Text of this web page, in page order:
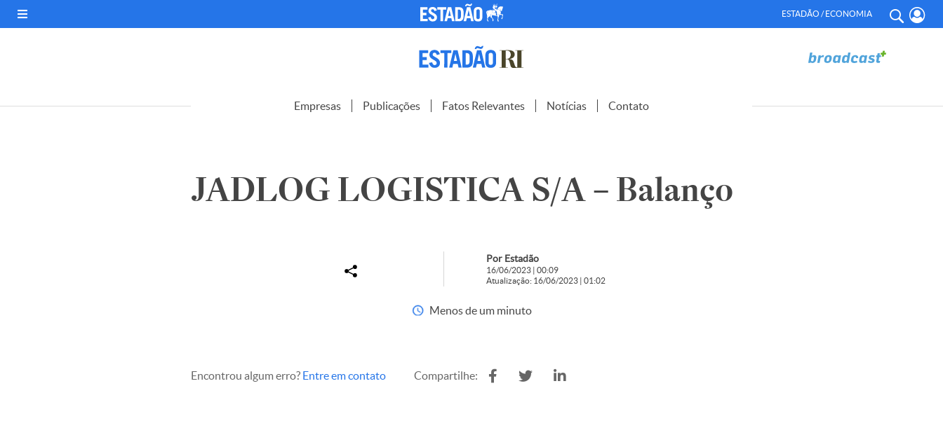
ESTADÃO / ECONOMIA
Empresas Publicações Fatos Relevantes Notícias Contato
JADLOG LOGISTICA S/A – Balanço
Por Estadão
16/06/2023 | 00:09
Atualização: 16/06/2023 | 01:02
Menos de um minuto
Encontrou algum erro? Entre em contato Compartilhe: